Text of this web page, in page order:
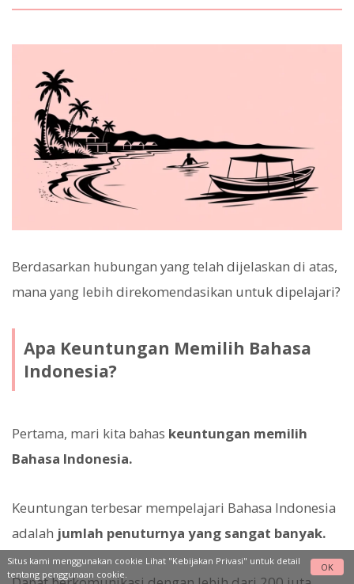
Berdasarkan hubungan yang telah dijelaskan di atas,
mana yang lebih direkomendasikan untuk dipelajari?
Apa Keuntungan Memilih Bahasa
Indonesia?
Pertama, mari kita bahas keuntungan memilih
Bahasa Indonesia.
Keuntungan terbesar mempelajari Bahasa Indonesia
adalah jumlah penuturnya yang sangat banyak.
Situs kami menggunakan cookie Lihat "Kebijakan Privasi" untuk detail
tentang penggunaan cookie.
OK